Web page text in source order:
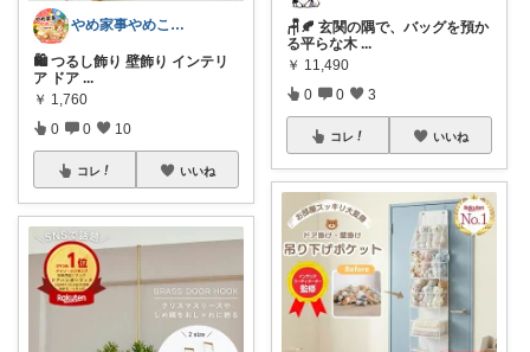
やめ家事やめこ♡一軍インテリア
🛍 つるし飾り 壁飾り インテリ
ア ドア ...
￥ 1,760
0 0 10
コレ いいね
🪑🍂 玄関の隅で、バッグを預か
る平らな木 ...
￥ 11,490
0 0 3
コレ いいね